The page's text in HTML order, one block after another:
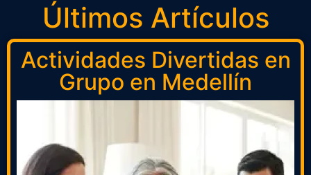
Últimos Artículos
Actividades Divertidas en
Grupo en Medellín